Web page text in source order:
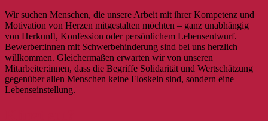
Wir suchen Menschen, die unsere Arbeit mit ihrer Kompetenz und
Motivation von Herzen mitgestalten möchten – ganz unabhängig
von Herkunft, Konfession oder persönlichem Lebensentwurf.
Bewerber:innen mit Schwerbehinderung sind bei uns herzlich
willkommen. Gleichermaßen erwarten wir von unseren
Mitarbeiter:innen, dass die Begriffe Solidarität und Wertschätzung
gegenüber allen Menschen keine Floskeln sind, sondern eine
Lebenseinstellung.